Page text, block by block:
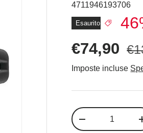
4711946193706
Esaurito
€74,90
Imposte incluse
Q.tà
+